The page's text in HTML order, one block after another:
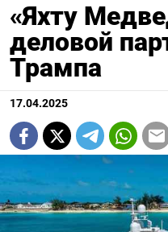
«Яхту
деловой
Трампа
17.04.2025